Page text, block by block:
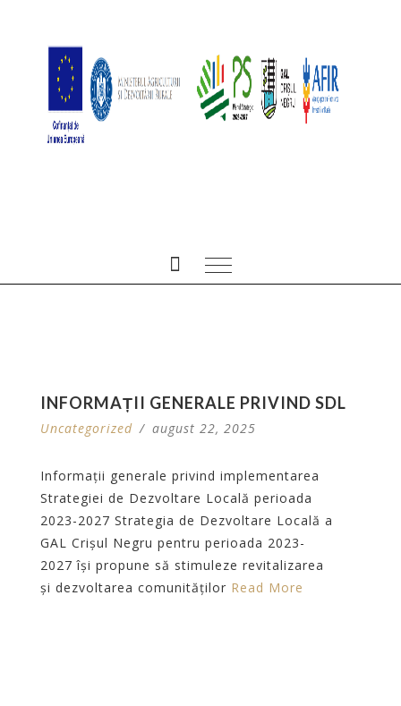
INFORMAȚII GENERALE PRIVIND SDL
Uncategorized / august 22, 2025
Informații generale privind implementarea
Strategiei de Dezvoltare Locală perioada
2023-2027 Strategia de Dezvoltare Locală a
GAL Crișul Negru pentru perioada 2023-
2027 își propune să stimuleze revitalizarea
și dezvoltarea comunităților Read More